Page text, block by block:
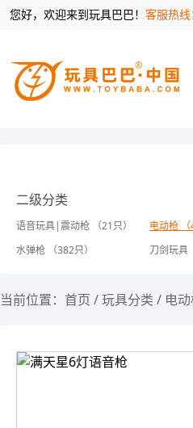
您好，欢迎来到玩具巴巴！ 客服热
二级分类
语音玩具|震动枪 （21只） 电动枪 （
水弹枪 （382只）
刀剑玩具
当前位置： 首页 /玩具分类 / 电